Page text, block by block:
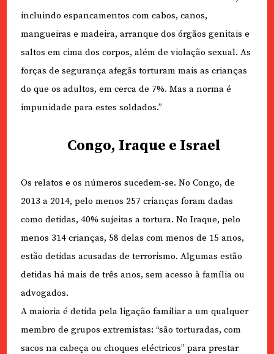
incluindo espancamentos com cabos, canos,
mangueiras e madeira, arranque dos órgãos genitais e
saltos em cima dos corpos, além de violação sexual. As
forças de segurança afegãs torturam mais as crianças
do que os adultos, em cerca de 7%. Mas a norma é
impunidade para estes soldados.”
Congo, Iraque e Israel
Os relatos e os números sucedem-se. No Congo, de
2013 a 2014, pelo menos 257 crianças foram dadas
como detidas, 40% sujeitas a tortura. No Iraque, pelo
menos 314 crianças, 58 delas com menos de 15 anos,
estão detidas acusadas de terrorismo. Algumas estão
detidas há mais de três anos, sem acesso à família ou
advogados.
A maioria é detida pela ligação familiar a um qualquer
membro de grupos extremistas: “são torturadas, com
sacos na cabeça ou choques eléctricos” para prestar